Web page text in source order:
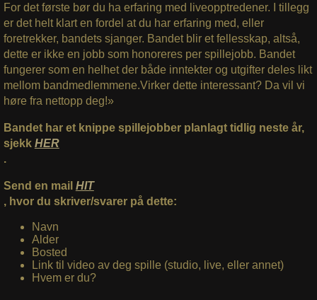
For det første bør du ha erfaring med liveopptredener. I tillegg
er det helt klart en fordel at du har erfaring med, eller
foretrekker, bandets sjanger. Bandet blir et fellesskap, altså,
dette er ikke en jobb som honoreres per spillejobb. Bandet
fungerer som en helhet der både inntekter og utgifter deles likt
mellom bandmedlemmene.Virker dette interessant? Da vil vi
høre fra nettopp deg!»
Bandet har et knippe spillejobber planlagt tidlig neste år,
sjekk HER
.
Send en mail HIT
, hvor du skriver/svarer på dette:
Navn
Alder
Bosted
Link til video av deg spille (studio, live, eller annet)
Hvem er du?